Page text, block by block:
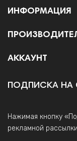
ИНФОРМАЦИЯ
АККАУНТ
ПОДПИСКА НА
Нажимая кнопку
рекламной